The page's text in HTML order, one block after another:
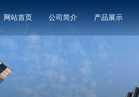
网站首页 公司简介 产品展示